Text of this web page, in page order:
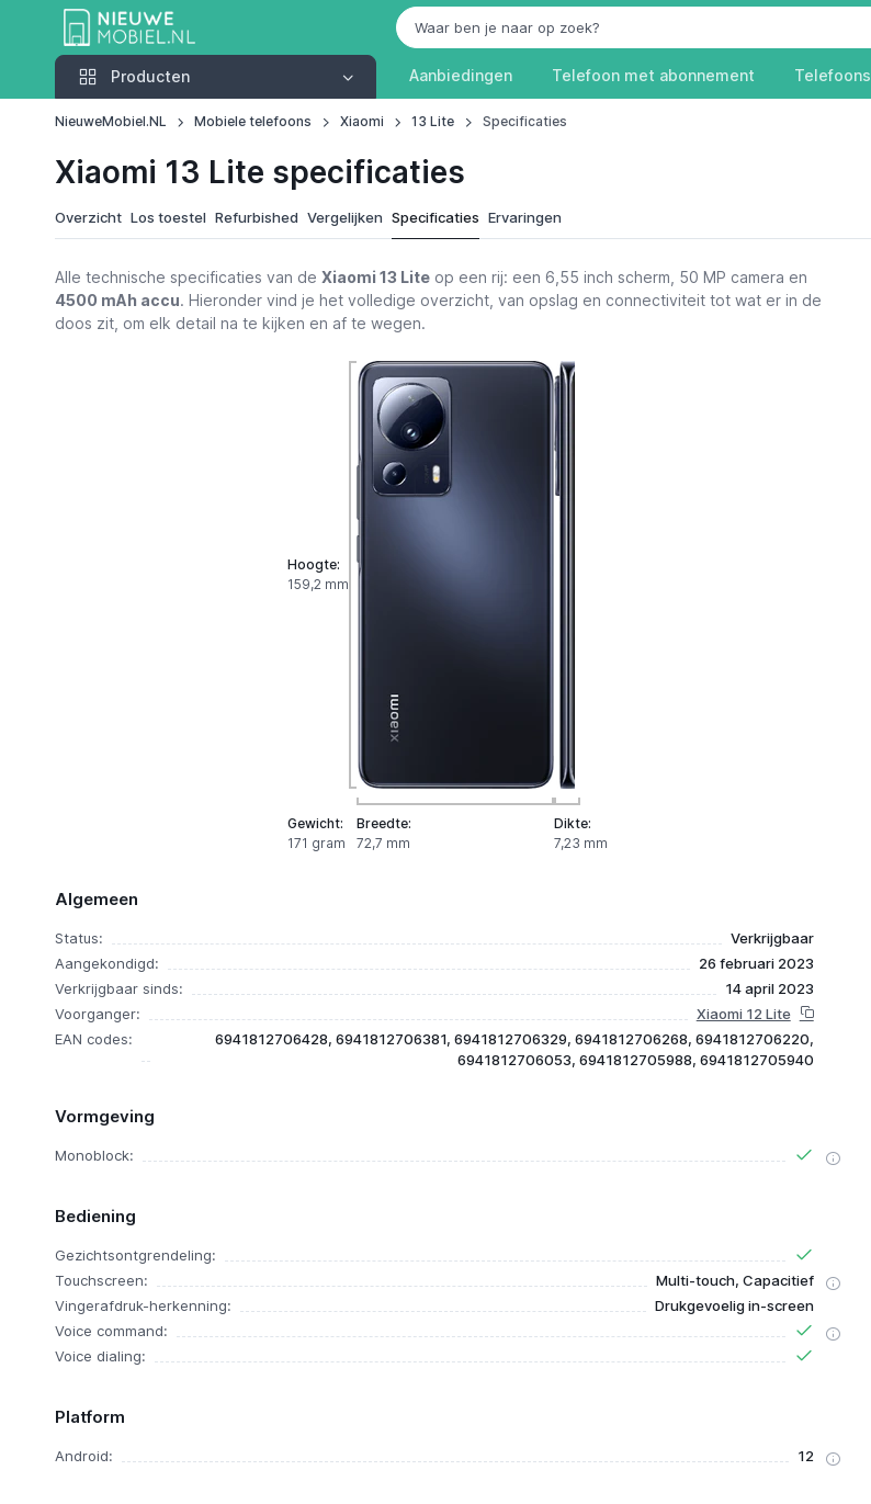
Producten
Producten Aanbiedingen Telefoon met abonnement Telefoons
NieuweMobiel.NL Mobiele telefoons Xiaomi 13 Lite Specificaties
Xiaomi 13 Lite specificaties
Overzicht Los toestel Refurbished Vergelijken Specificaties Ervaringen
Alle technische specificaties van de Xiaomi 13 Liteop een rij: een 6,55 inch scherm, 50 MP camera en
4500 mAh accu. Hieronder vind je het volledige overzicht, van opslag en connectiviteit tot wat er in de
doos zit, om elk detail na te kijken en af te wegen.
Hoogte:
159,2 mm
Gewicht:
171 gram
Breedte:
72,7 mm
Dikte:
7,23 mm
Algemeen
Status:
Verkrijgbaar
Aangekondigd:
26 februari 2023
Verkrijgbaar sinds:
14 april 2023
Voorganger:
Xiaomi 12 Lite
EAN codes:
6941812706428, 6941812706381, 6941812706329, 6941812706268, 6941812706220,
6941812706053, 6941812705988, 6941812705940
Vormgeving
Monoblock:
Bediening
Gezichtsontgrendeling:
Touchscreen:
Multi-touch, Capacitief
Vingerafdruk-herkenning:
Drukgevoelig in-screen
Voice command:
Voice dialing:
Platform
Android: 12